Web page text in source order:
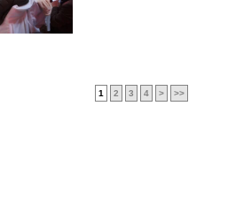
1 2 3 4 > >>